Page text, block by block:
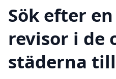
Sök efter
revisor i de
städerna